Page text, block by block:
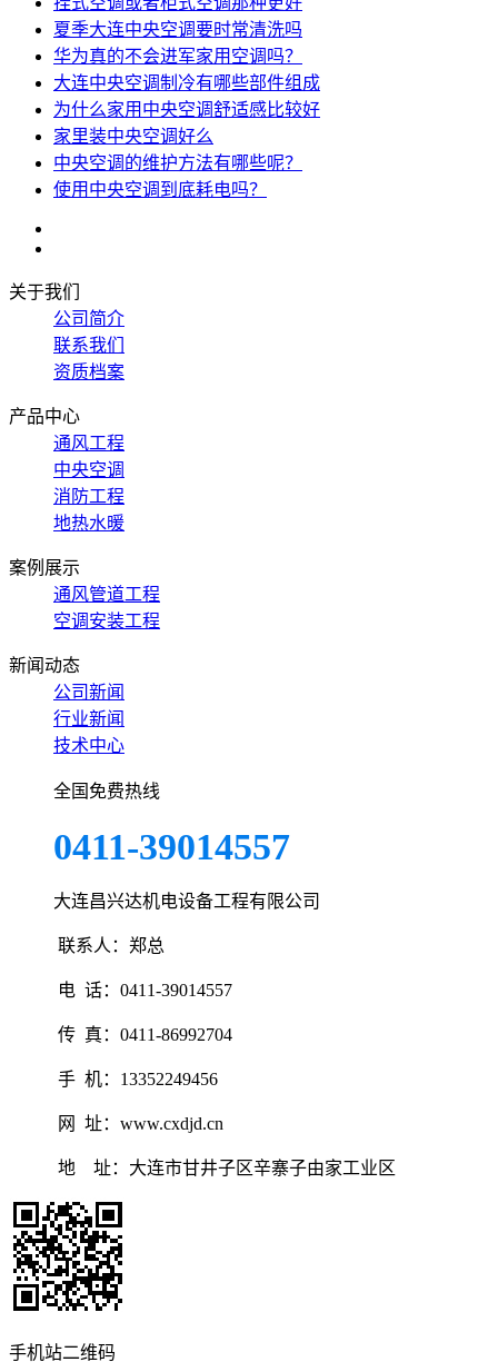
夏季大连中央空调要时常清洗吗
华为真的不会进军家用空调吗？
大连中央空调制冷有哪些部件组成
为什么家用中央空调舒适感比较好
家里装中央空调好么
中央空调的维护方法有哪些呢？
使用中央空调到底耗电吗？
关于我们
公司简介
联系我们
资质档案
产品中心
通风工程
中央空调
消防工程
地热水暖
案例展示
通风管道工程
空调安装工程
新闻动态
公司新闻
行业新闻
技术中心
全国免费热线
0411-39014557
大连昌兴达机电设备工程有限公司
联系人：郑总
电 话：0411-39014557
传 真：0411-86992704
手 机：13352249456
网 址：www.cxdjd.cn
地 址：大连市甘井子区辛寨子由家工业区
手机站二维码